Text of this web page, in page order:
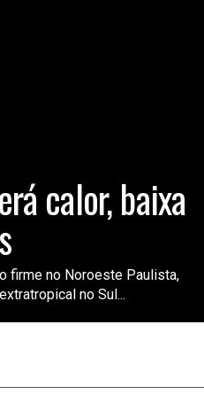
calor, baixa
firme no Noroeste Paulista,
no Sul...